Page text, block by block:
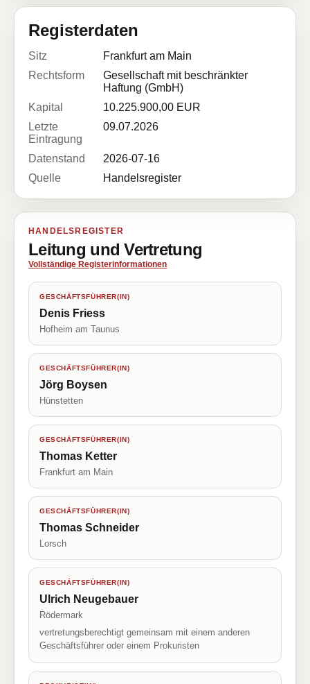
Registerdaten
Sitz
Frankfurt am Main
Rechtsform
Gesellschaft mit beschränkter
Haftung (GmbH)
Kapital
10.225.900,00 EUR
Letzte
Eintragung
09.07.2026
Datenstand
2026-07-16
Quelle
Handelsregister
HANDELSREGISTER
Leitung und Vertretung
Vollständige Registerinformationen
GESCHÄFTSFÜHRER(IN)
Denis Friess
Hofheim am Taunus
GESCHÄFTSFÜHRER(IN)
Jörg Boysen
Hünstetten
GESCHÄFTSFÜHRER(IN)
Thomas Ketter
Frankfurt am Main
GESCHÄFTSFÜHRER(IN)
Thomas Schneider
Lorsch
GESCHÄFTSFÜHRER(IN)
Ulrich Neugebauer
Rödermark
vertretungsberechtigt gemeinsam mit einem anderen
Geschäftsführer oder einem Prokuristen